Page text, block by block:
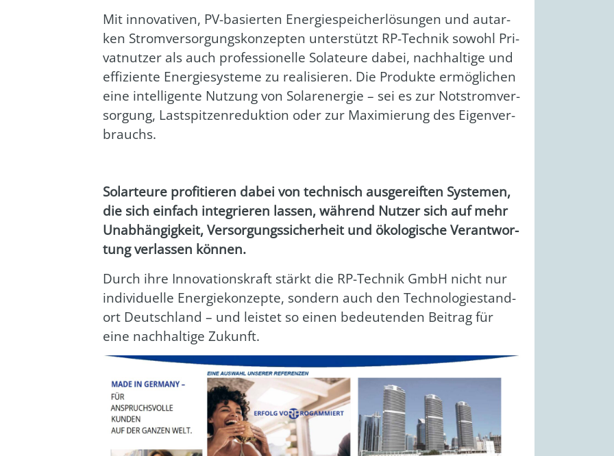
Mit inno­va­ti­ven, PV-basier­ten Ener­gie­spei­cher­lö­sun­gen und aut­ar­
ken Strom­ver­sor­gungs­kon­zep­ten unter­stützt RP-Tech­nik sowohl Pri­
vat­nut­zer als auch pro­fes­sio­nel­le Sola­teu­re dabei, nach­hal­ti­ge und
effi­zi­en­te Ener­gie­sys­te­me zu rea­li­sie­ren. Die Pro­duk­te ermög­li­chen
eine intel­li­gen­te Nut­zung von Solar­ener­gie – sei es zur Not­strom­ver­
sor­gung, Last­spit­zen­re­duk­ti­on oder zur Maxi­mie­rung des Eigen­ver­
brauchs.
Solar­teu­re pro­fi­tie­ren dabei von tech­nisch aus­ge­reif­ten Sys­te­men,
die sich ein­fach inte­grie­ren las­sen, wäh­rend Nut­zer sich auf mehr
Unab­hän­gig­keit, Ver­sor­gungs­si­cher­heit und öko­lo­gi­sche Ver­ant­wor­
tung ver­las­sen kön­nen.
Durch ihre Inno­va­ti­ons­kraft stärkt die RP-Tech­nik GmbH nicht nur
indi­vi­du­el­le Ener­gie­kon­zep­te, son­dern auch den Tech­no­lo­gie­stand­
ort Deutsch­land – und leis­tet so einen bedeu­ten­den Bei­trag für
eine nach­hal­ti­ge Zukunft.